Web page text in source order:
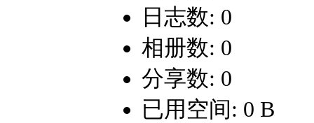
日志数: 0
相册数: 0
分享数: 0
已用空间: 0 B